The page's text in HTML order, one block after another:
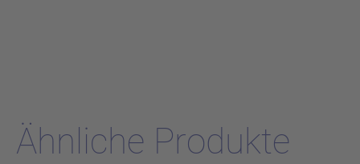
Ähnliche Produkte